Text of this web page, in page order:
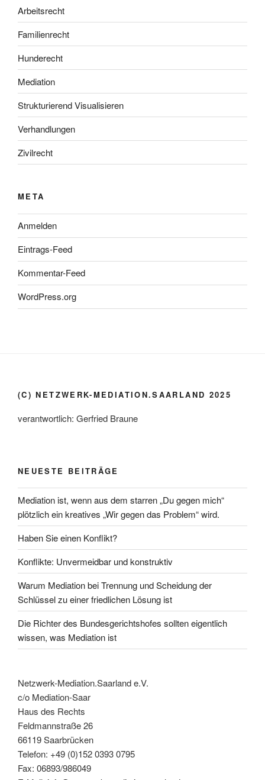
Arbeitsrecht
Familienrecht
Hunderecht
Mediation
Strukturierend Visualisieren
Verhandlungen
Zivilrecht
META
Anmelden
Eintrags-Feed
Kommentar-Feed
WordPress.org
(C) NETZWERK-MEDIATION.SAARLAND 2025
verantwortlich: Gerfried Braune
NEUESTE BEITRÄGE
Mediation ist, wenn aus dem starren „Du gegen mich“
plötzlich ein kreatives „Wir gegen das Problem“ wird.
Haben Sie einen Konflikt?
Konflikte: Unvermeidbar und konstruktiv
Warum Mediation bei Trennung und Scheidung der
Schlüssel zu einer friedlichen Lösung ist
Die Richter des Bundesgerichtshofes sollten eigentlich
wissen, was Mediation ist
Netzwerk-Mediation.Saarland e.V.
c/o Mediation-Saar
Haus des Rechts
Feldmannstraße 26
66119 Saarbrücken
Telefon: +49 (0)152 0393 0795
Fax: 06893/986049